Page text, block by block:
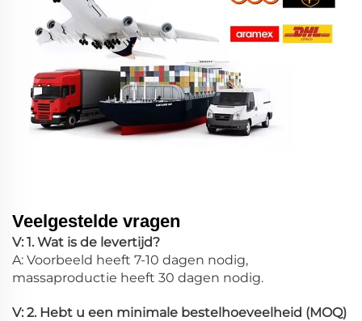
Veelgestelde vragen
V: 1. Wat is de levertijd?
A: Voorbeeld heeft 7-10 dagen nodig,
massaproductie heeft 30 dagen nodig.
V: 2. Hebt u een minimale bestelhoeveelheid (MOQ)